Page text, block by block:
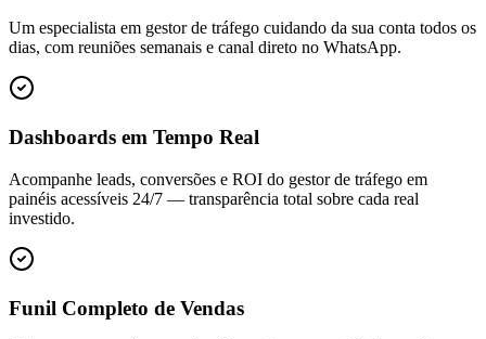
Um especialista em gestor de tráfego cuidando da sua conta todos os
dias, com reuniões semanais e canal direto no WhatsApp.
Dashboards em Tempo Real
Acompanhe leads, conversões e ROI do gestor de tráfego em
painéis acessíveis 24/7 — transparência total sobre cada real
investido.
Funil Completo de Vendas